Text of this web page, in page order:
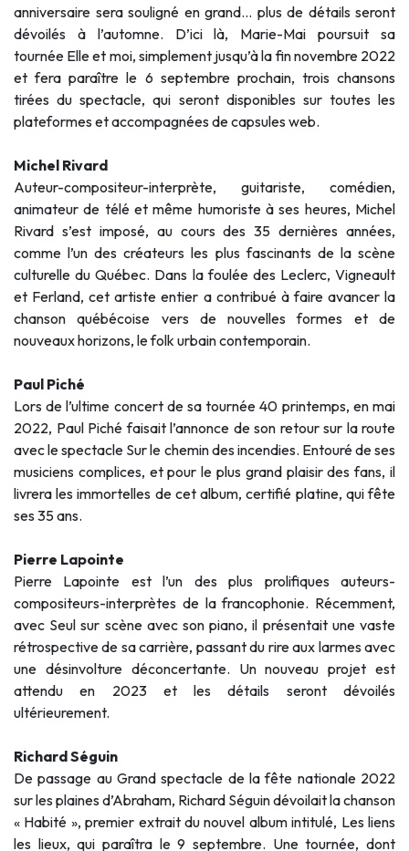
anniversaire sera souligné en grand… plus de détails seront
dévoilés à l’automne. D’ici là, Marie-Mai poursuit sa
tournée Elle et moi, simplement jusqu’à la fin novembre 2022
et fera paraître le 6 septembre prochain, trois chansons
tirées du spectacle, qui seront disponibles sur toutes les
plateformes et accompagnées de capsules web.
Michel Rivard
Auteur-compositeur-interprète, guitariste, comédien,
animateur de télé et même humoriste à ses heures, Michel
Rivard s’est imposé, au cours des 35 dernières années,
comme l’un des créateurs les plus fascinants de la scène
culturelle du Québec. Dans la foulée des Leclerc, Vigneault
et Ferland, cet artiste entier a contribué à faire avancer la
chanson québécoise vers de nouvelles formes et de
nouveaux horizons, le folk urbain contemporain.
Paul Piché
Lors de l’ultime concert de sa tournée 40 printemps, en mai
2022, Paul Piché faisait l’annonce de son retour sur la route
avec le spectacle Sur le chemin des incendies. Entouré de ses
musiciens complices, et pour le plus grand plaisir des fans, il
livrera les immortelles de cet album, certifié platine, qui fête
ses 35 ans.
Pierre Lapointe
Pierre Lapointe est l’un des plus prolifiques auteurs-
compositeurs-interprètes de la francophonie. Récemment,
avec Seul sur scène avec son piano, il présentait une vaste
rétrospective de sa carrière, passant du rire aux larmes avec
une désinvolture déconcertante. Un nouveau projet est
attendu en 2023 et les détails seront dévoilés
ultérieurement.
Richard Séguin
De passage au Grand spectacle de la fête nationale 2022
sur les plaines d’Abraham, Richard Séguin dévoilait la chanson
« Habité », premier extrait du nouvel album intitulé, Les liens
les lieux, qui paraîtra le 9 septembre. Une tournée, dont